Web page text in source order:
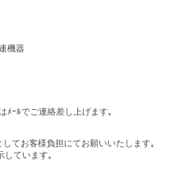
機器
ﾒｰﾙでご連絡差し上げます｡
てお客様負担にてお願いいたします｡
しています｡